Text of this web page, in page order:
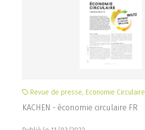
Revue de presse, Economie Circulaire
KACHEN - économie circulaire FR